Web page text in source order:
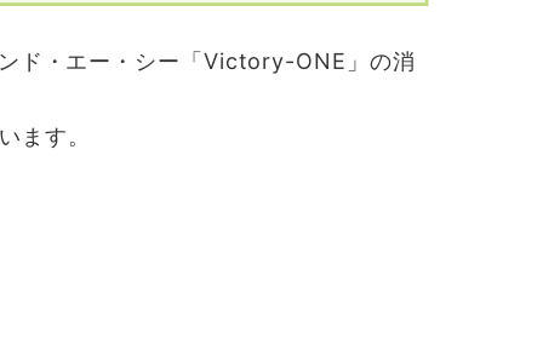
ド・エー・シー「Victory-ONE」の消
す。